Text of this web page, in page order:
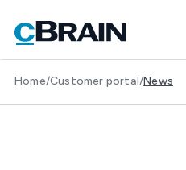
Home/Customer portal/News